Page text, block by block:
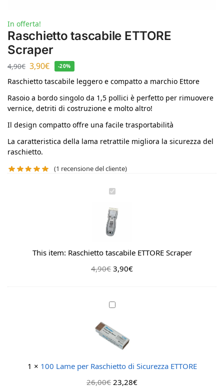
In offerta!
Raschietto tascabile ETTORE
Scraper
4,90€ 3,90€ -20%
Raschietto tascabile leggero e compatto a marchio Ettore
Rasoio a bordo singolo da 1,5 pollici è perfetto per rimuovere
vernice, detriti di costruzione e molto altro!
Il design compatto offre una facile trasportabilità
La caratteristica della lama retrattile migliora la sicurezza del
raschietto.
(1 recensione del cliente)
R
s
c
h
e
t
t
s
c
a
i
l
This item: Raschietto tascabile ETTORE Scraper
4,90€ 3,90€
1
0
L
e
p
1 × 100 Lame per Raschietto di Sicurezza ETTORE
26,00€ 23,28€